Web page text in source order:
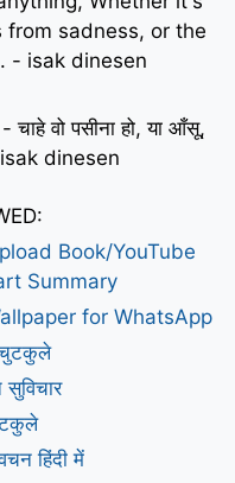
sadness, or the
- isak dinesen
चाहे वो पसीना हो, या आँसू,
isak dinesen
Book/YouTube
Summary
for WhatsApp
सुविचार
हिंदी में